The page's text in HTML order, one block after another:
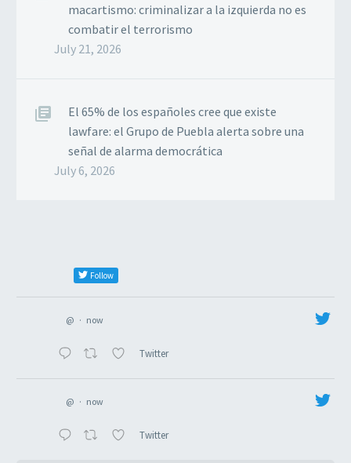
macartismo: criminalizar a la izquierda no es
combatir el terrorismo
July 21, 2026
El 65% de los españoles cree que existe
lawfare: el Grupo de Puebla alerta sobre una
señal de alarma democrática
July 6, 2026
Follow
@ · now
Twitter
@ · now
Twitter